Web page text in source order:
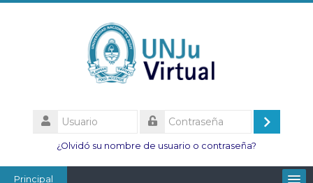
Usuario
Contraseña
Acceder
¿Olvidó su nombre de usuario o contraseña?
Principal